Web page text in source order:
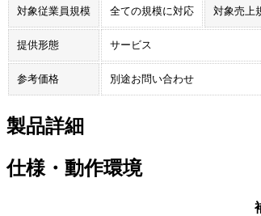
対象従業員規模 全ての規模に対応 対象売上
提供形態 サービス
参考価格 別途お問い合わせ
製品詳細
仕様・動作環境